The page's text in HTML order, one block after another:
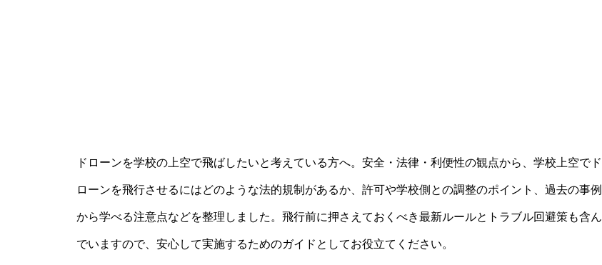
ドローンを学校の上空で飛ばしたいと考えている方へ。安全・法律・利便性の観点から、学校上空でド
ローンを飛行させるにはどのような法的規制があるか、許可や学校側との調整のポイント、過去の事例
から学べる注意点などを整理しました。飛行前に押さえておくべき最新ルールとトラブル回避策も含ん
でいますので、安心して実施するためのガイドとしてお役立てください。